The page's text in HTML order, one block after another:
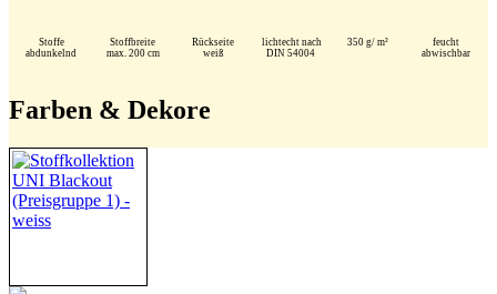
Stoffe
abdunkelnd
Stoffbreite
max. 200 cm
Rückseite
weiß
lichtecht nach
DIN 54004
350 g/ m²
feucht
abwischbar
Farben & Dekore